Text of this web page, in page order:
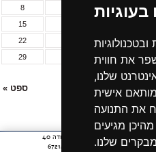
את חווית
שלנו,
מותאם אישית
את התנועה
מגיעים
שלנו.
5
6
8
15
20
22
26
27
29
ספט »
רחוב יצחק שדה 40
תל אביב 6721210